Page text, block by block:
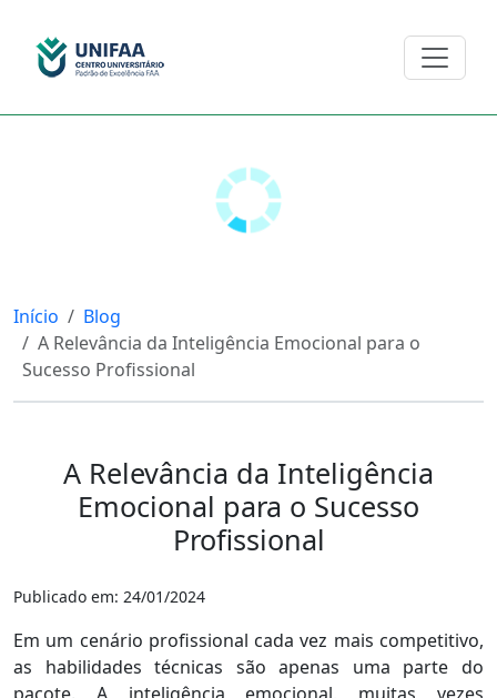
Início
Blog
A Relevância da Inteligência Emocional para o
Sucesso Profissional
A Relevância da Inteligência
Emocional para o Sucesso
Profissional
Publicado em: 24/01/2024
Em um cenário profissional cada vez mais competitivo,
as habilidades técnicas são apenas uma parte do